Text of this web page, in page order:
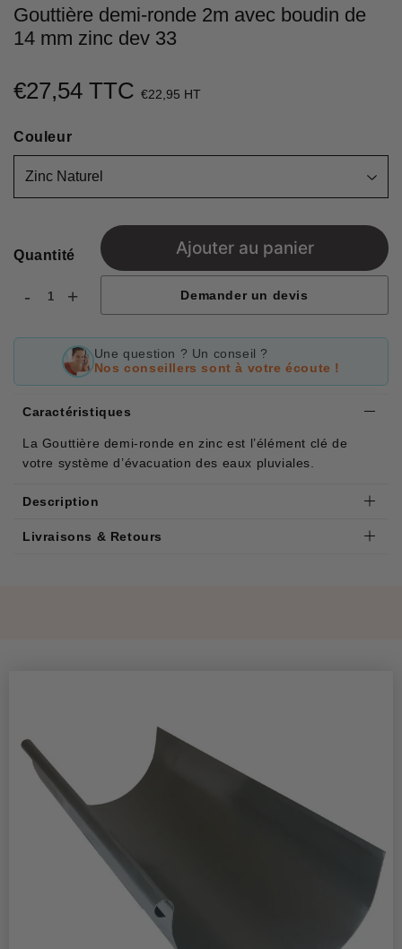
Gouttière demi-ronde 2m avec boudin de
14 mm zinc dev 33
€27,54 TTC €22,95 HT
price
Couleur
Quantité
- +
Ajouter au panier
Demander un devis
Une question ? Un conseil ?
Nos conseillers sont à votre écoute !
Caractéristiques
La Gouttière demi-ronde en zinc est l’élément clé de
votre système d’évacuation des eaux pluviales.
Description
Livraisons & Retours